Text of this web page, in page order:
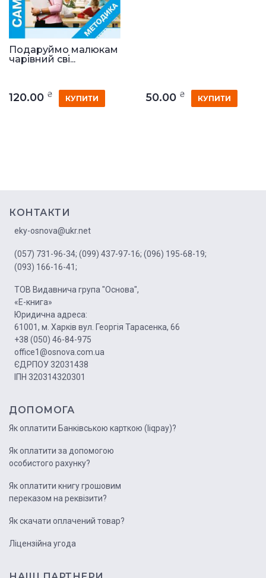
Подаруймо малюкам
чарівний сві...
120.00 ₴ КУПИТИ 50.00 ₴ КУПИТИ
КОНТАКТИ
eky-osnova@ukr.net
(057) 731-96-34; (099) 437-97-16; (096) 195-68-19;
(093) 166-16-41;
ТОВ Видавнича група "Основа",
«Е-книга»
Юридична адреса:
61001, м. Харків вул. Георгія Тарасенка, 66
+38 (050) 46-84-975
office1@osnova.com.ua
ЄДРПОУ 32031438
ІПН 320314320301
ДОПОМОГА
Як оплатити Банківською карткою (liqpay)?
Як оплатити за допомогою
особистого рахунку?
Як оплатити книгу грошовим
переказом на реквізити?
Як скачати оплачений товар?
Ліцензійна угода